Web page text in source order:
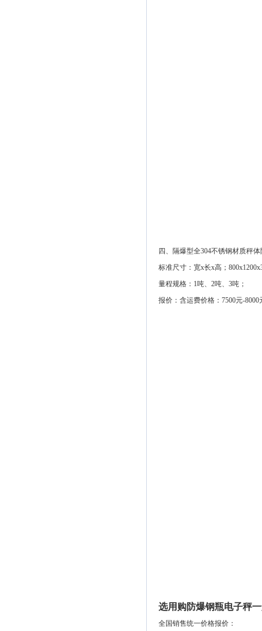
四、隔爆型全304不锈钢材质秤
标准尺寸：宽x长x高；
量程规格：1吨、2吨、3吨；
报价：含运费价格：7500元-8000
选用购防爆钢瓶电子秤
全国销售统一价格报价：